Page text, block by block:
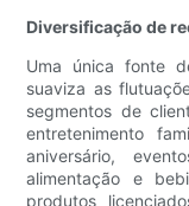
Diversificação de
Uma única fonte
suaviza as
segmentos de
entretenimento
aniversário,
alimentação e
produtos